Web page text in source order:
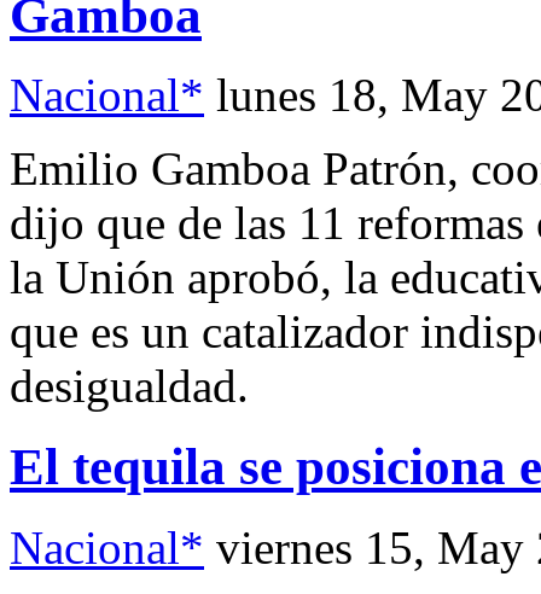
Gamboa
Nacional* lunes 18, May
Emilio Gamboa Patrón,
dijo que de las 11
la Unión aprobó, la
que es un catalizador
desigualdad.
El tequila se posiciona
Nacional* viernes 15, May